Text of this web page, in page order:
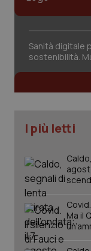
Sanità digitale
sostenibilità.
I più letti
Ma il